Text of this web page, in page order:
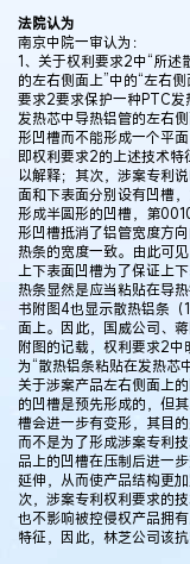
法院认为
南京中院一审认为：
1、关于权利要求2中“所述
的左右侧面上”中的“左右
要求2要求保护一种PTC
发热芯中导热铝管的左右
形凹槽而不能形成一个平
即权利要求2的上述技术
以解释；其次，涉案专利
面和下表面分别设有凹槽
形成半圆形的凹槽，第
形凹槽抵消了铝管宽度方
热条的宽度一致。由此可
上下表面凹槽为了保证上
热条显然是应当粘贴在导
书附图4也显示散热铝条（
面上。因此，国威公司、
附图的记载，权利要求2
为“散热铝条粘贴在发热芯
关于涉案产品左右侧面上
的凹槽是预先形成的，但
槽会进一步有变形，其目
而不是为了形成涉案专利
品上的凹槽在压制后进一
延伸，从而使产品结构更
次，涉案专利权利要求的
也不影响被控侵权产品拥
特征，因此，林芝公司该抗